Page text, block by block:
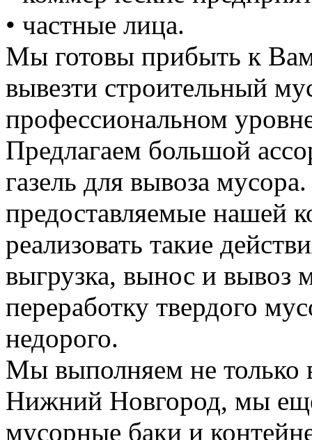
• частные лица.
Мы готовы прибыть к
вывезти строительный
профессиональном
Предлагаем большой
газель для вывоза
предоставляемые нашей
реализовать такие
выгрузка, вынос и вывоз
переработку твердого
недорого.
Мы выполняем не только
Нижний Новгород, мы
мусорные баки и